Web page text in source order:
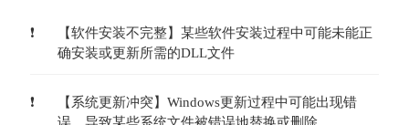
【软件安装不完整】某些软件安装过程中可能未能正
确安装或更新所需的DLL文件
【系统更新冲突】Windows更新过程中可能出现错